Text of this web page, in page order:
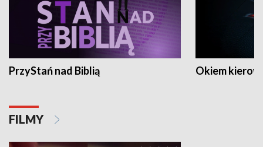
PrzyStań nad Biblią Okiem
FILMY